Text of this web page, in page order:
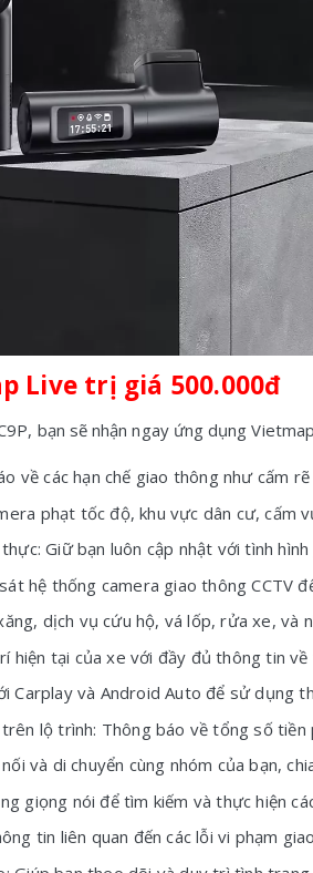
Live trị giá 500.000đ
bạn sẽ nhận ngay ứng dụng
về các hạn chế giao thông như cấm
phạt tốc độ, khu vực dân cư, cấm
Giữ bạn luôn cập nhật với tình
hệ thống camera giao thông CCTV
dịch vụ cứu hộ, vá lốp, rửa xe, và
hiện tại của xe với đầy đủ thông tin
Carplay và Android Auto để sử dụng
lộ trình: Thông báo về tổng số
và di chuyển cùng nhóm của bạn,
giọng nói để tìm kiếm và thực hiện
tin liên quan đến các lỗi vi phạm